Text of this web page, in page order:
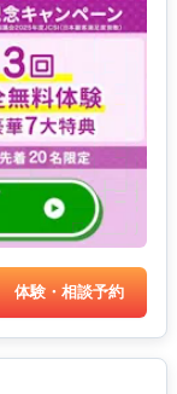
体験・相談予約